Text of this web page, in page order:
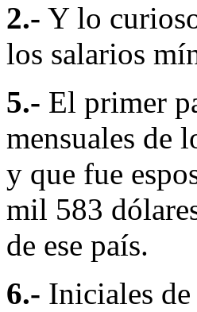
2.- Y lo
los salarios
5.- El primer
mensuales de
y que fue
mil 583
de ese país.
6.- Iniciales